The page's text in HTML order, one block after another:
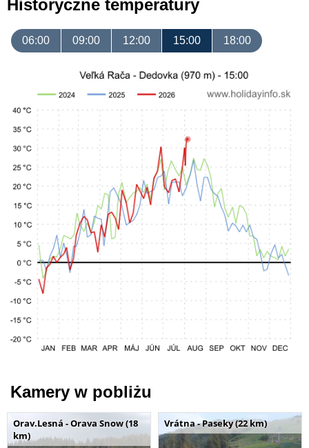
Historyczne temperatury
06:00 09:00 12:00 15:00 18:00
Kamery w pobliżu
Orav.Lesná - Orava Snow (18
km)
Vrátna - Paseky (22 km)